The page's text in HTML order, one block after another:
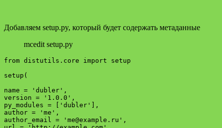
Добавляем setup.py, который будет содержать метаданные
mcedit setup.py
from distutils.core import setup
setup(
name = 'dubler',
version = '1.0.0',
py_modules = ['dubler'],
author = 'me',
author_email = 'me@example.ru',